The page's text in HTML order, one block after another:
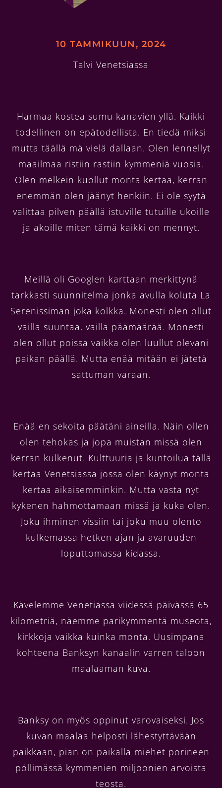
10 TAMMIKUUN, 2024
Talvi Venetsiassa
Harmaa kostea sumu kanavien yllä. Kaikki
todellinen on epätodellista. En tiedä miksi
mutta täällä mä vielä dallaan. Olen lennellyt
maailmaa ristiin rastiin kymmeniä vuosia.
Olen melkein kuollut monta kertaa, kerran
enemmän olen jäänyt henkiin. Ei ole syytä
valittaa pilven päällä istuville tutuille ukoille
ja akoille miten tämä kaikki on mennyt.
Meillä oli Googlen karttaan merkittynä
tarkkasti suunnitelma jonka avulla koluta La
Serenissiman joka kolkka. Monesti olen ollut
vailla suuntaa, vailla päämäärää. Monesti
olen ollut poissa vaikka olen luullut olevani
paikan päällä. Mutta enää mitään ei jätetä
sattuman varaan.
Enää en sekoita päätäni aineilla. Näin ollen
olen tehokas ja jopa muistan missä olen
kerran kulkenut. Kulttuuria ja kuntoilua tällä
kertaa Venetsiassa jossa olen käynyt monta
kertaa aikaisemminkin. Mutta vasta nyt
kykenen hahmottamaan missä ja kuka olen.
Joku ihminen vissiin tai joku muu olento
kulkemassa hetken ajan ja avaruuden
loputtomassa kidassa.
Kävelemme Venetiassa viidessä päivässä 65
kilometriä, näemme parikymmentä museota,
kirkkoja vaikka kuinka monta. Uusimpana
kohteena Banksyn kanaalin varren taloon
maalaaman kuva.
Banksy on myös oppinut varovaiseksi. Jos
kuvan maalaa helposti lähestyttävään
paikkaan, pian on paikalla miehet porineen
pöllimässä kymmenien miljoonien arvoista
teosta.